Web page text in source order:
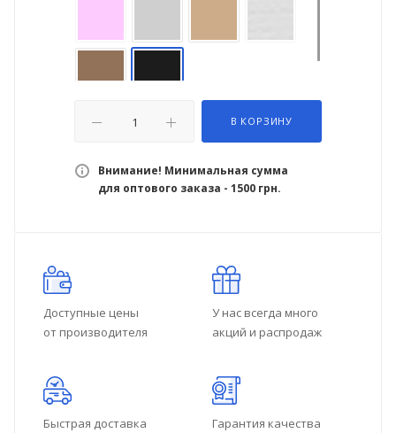
В КОРЗИНУ
Внимание! Минимальная сумма
для оптового заказа - 1500 грн.
Доступные цены
от производителя
У нас всегда много
акций и распродаж
Быстрая доставка
Гарантия качества